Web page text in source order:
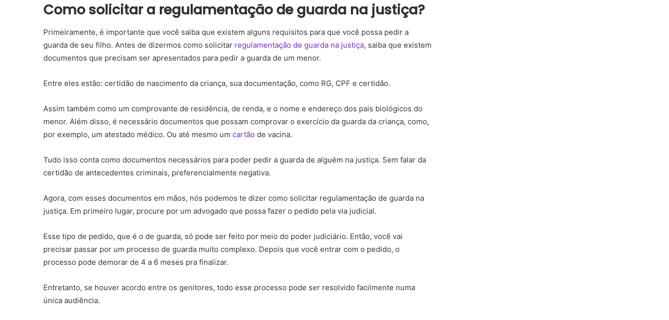
Como solicitar a regulamentação de guarda na justiça?
Primeiramente, é importante que você saiba que existem alguns requisitos para que você possa pedir a
guarda de seu filho. Antes de dizermos como solicitar regulamentação de guarda na justiça, saiba que existem
documentos que precisam ser apresentados para pedir a guarda de um menor.
Entre eles estão: certidão de nascimento da criança, sua documentação, como RG, CPF e certidão.
Assim também como um comprovante de residência, de renda, e o nome e endereço dos pais biológicos do
menor. Além disso, é necessário documentos que possam comprovar o exercício da guarda da criança, como,
por exemplo, um atestado médico. Ou até mesmo um cartão de vacina.
Tudo isso conta como documentos necessários para poder pedir a guarda de alguém na justiça. Sem falar da
certidão de antecedentes criminais, preferencialmente negativa.
Agora, com esses documentos em mãos, nós podemos te dizer como solicitar regulamentação de guarda na
justiça. Em primeiro lugar, procure por um advogado que possa fazer o pedido pela via judicial.
Esse tipo de pedido, que é o de guarda, só pode ser feito por meio do poder judiciário. Então, você vai
precisar passar por um processo de guarda muito complexo. Depois que você entrar com o pedido, o
processo pode demorar de 4 a 6 meses pra finalizar.
Entretanto, se houver acordo entre os genitores, todo esse processo pode ser resolvido facilmente numa
única audiência.